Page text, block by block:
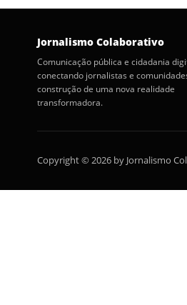
Jornalismo Colaborativo
Comunicação pública e cidadania
conectando jornalistas e
construção de uma nova realidade
transformadora.
Copyright © 2026 by Jornalismo